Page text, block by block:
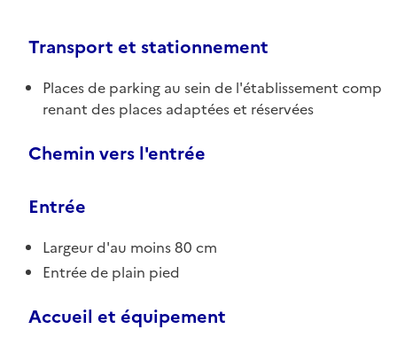
Transport et stationnement
Places de parking au sein de l'établissement comp
renant des places adaptées et réservées
Chemin vers l'entrée
Entrée
Largeur d'au moins 80 cm
Entrée de plain pied
Accueil et équipement